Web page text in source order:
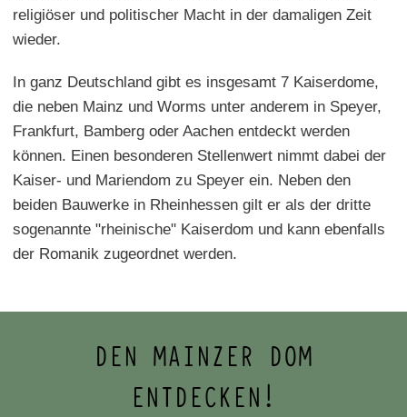
religiöser und politischer Macht in der damaligen Zeit
wieder.
In ganz Deutschland gibt es insgesamt 7 Kaiserdome,
die neben Mainz und Worms unter anderem in Speyer,
Frankfurt, Bamberg oder Aachen entdeckt werden
können. Einen besonderen Stellenwert nimmt dabei der
Kaiser- und Mariendom zu Speyer ein. Neben den
beiden Bauwerke in Rheinhessen gilt er als der dritte
sogenannte "rheinische" Kaiserdom und kann ebenfalls
der Romanik zugeordnet werden.
DEN MAINZER DOM
ENTDECKEN!